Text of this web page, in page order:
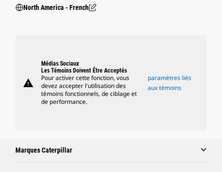
North America - French
warning
Médias Sociaux
Les Témoins Doivent Être Acceptés
Pour activer cette fonction, vous
devez accepter l'utilisation des
témoins fonctionnels, de ciblage et
de performance.
paramètres liés
aux témoins
Marques Caterpillar